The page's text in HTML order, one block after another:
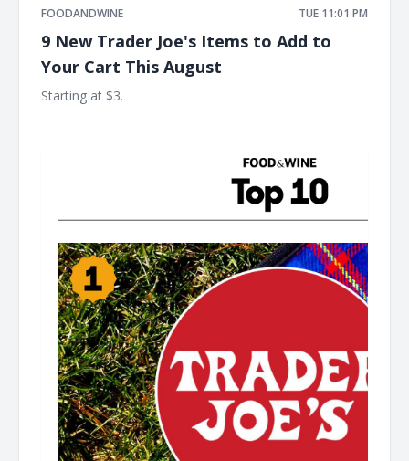
FOODANDWINE TUE 11:01 PM
9 New Trader Joe's Items to Add to
Your Cart This August
Starting at $3. ‌ ‌ ‌ ‌ ‌ ‌ ‌ ‌ ‌ ‌ ‌ ‌ ‌ ‌ ‌ ‌ ‌ ‌ ‌ ‌ ‌ ‌ ‌ ‌ ‌ ‌ ‌ ‌ ‌ ‌ ‌ ‌ ‌ ‌ ‌ ‌ ‌ ‌ ‌ ‌ ‌ ‌ ‌ ‌ ‌ ‌ ‌ ‌ ‌ ‌ ‌ ‌ ‌ ‌ ‌ ‌ ‌ ‌ ‌ ‌ ‌ ‌ ‌ ‌ ‌ ‌ ‌